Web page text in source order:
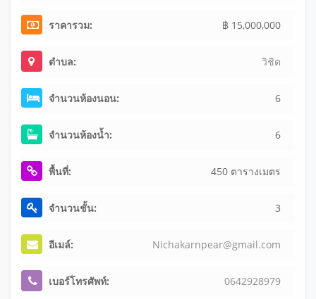
ราคารวม: ฿ 15,000,000
ตำบล: วิชิต
จำนวนห้องนอน: 6
จำนวนห้องน้ำ: 6
พื้นที่: 450 ตารางเมตร
จำนวนชั้น: 3
อีเมล์: Nichakarnpear@gmail.com
เบอร์โทรศัพท์: 0642928979